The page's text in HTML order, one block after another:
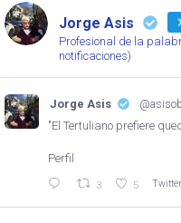
Jorge Asis
Profesional de la
notificaciones)
Jorge Asis
"El Tertuliano prefiere
Perfil
3 5 Twitter